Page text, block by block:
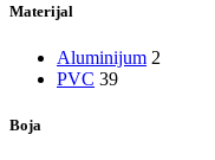
Materijal
Aluminijum 2
PVC 39
Boja